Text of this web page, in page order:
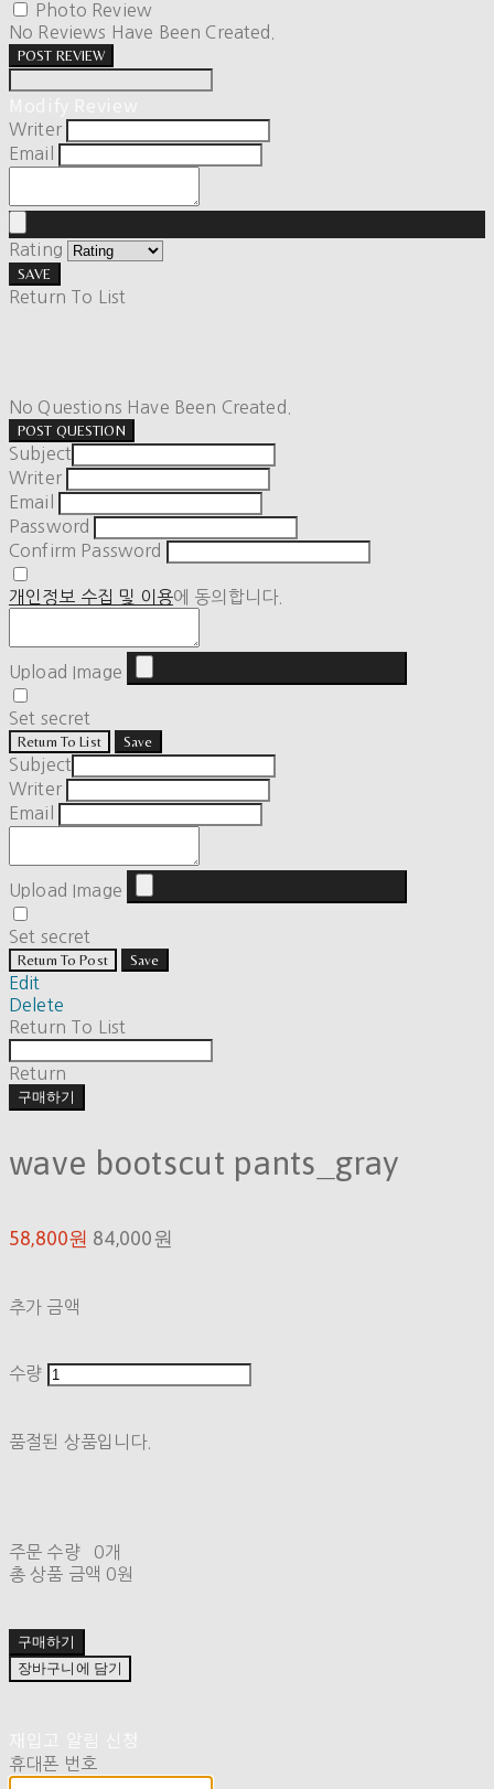
Photo Review
No Reviews Have Been Created.
POST REVIEW
Writer
Email
Rating
SAVE
Return To List
No Questions Have Been Created.
POST QUESTION
Subject
Writer
Email
Password
Confirm Password
개인정보 수집 및 이용에 동의합니다.
Upload Image
Set secret
Return To List Save
Subject
Writer
Email
Upload Image
Set secret
Return To Post Save
Edit
Delete
Return To List
Return
구매하기
wave bootscut pants_gray
58,800원 84,000원
추가 금액
수량
품절된 상품입니다.
주문 수량
0개
총 상품 금액 0원
구매하기
장바구니에 담기
휴대폰 번호